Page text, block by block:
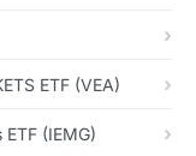
ETF (VEA)
(IEMG)